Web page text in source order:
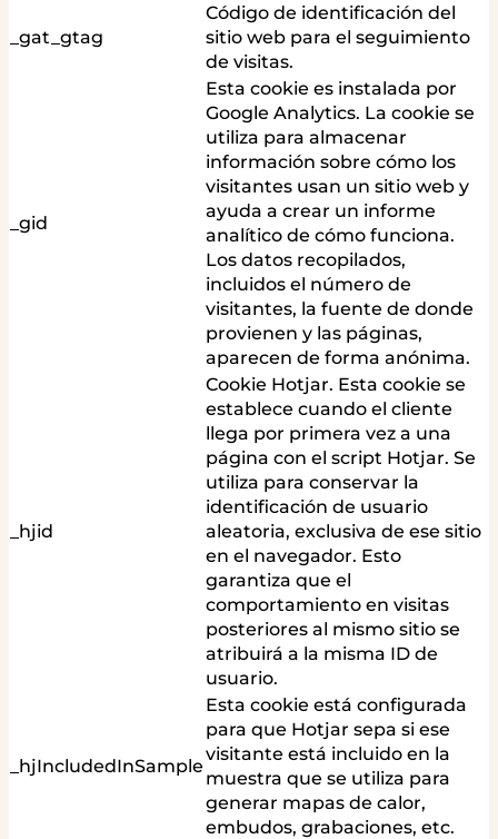
_gat_gtag
Código de identificación del
sitio web para el seguimiento
de visitas.
_gid
Esta cookie es instalada por
Google Analytics. La cookie se
utiliza para almacenar
información sobre cómo los
visitantes usan un sitio web y
ayuda a crear un informe
analítico de cómo funciona.
Los datos recopilados,
incluidos el número de
visitantes, la fuente de donde
provienen y las páginas,
aparecen de forma anónima.
_hjid
Cookie Hotjar. Esta cookie se
establece cuando el cliente
llega por primera vez a una
página con el script Hotjar. Se
utiliza para conservar la
identificación de usuario
aleatoria, exclusiva de ese sitio
en el navegador. Esto
garantiza que el
comportamiento en visitas
posteriores al mismo sitio se
atribuirá a la misma ID de
usuario.
_hjIncludedInSample
Esta cookie está configurada
para que Hotjar sepa si ese
visitante está incluido en la
muestra que se utiliza para
generar mapas de calor,
embudos, grabaciones, etc.